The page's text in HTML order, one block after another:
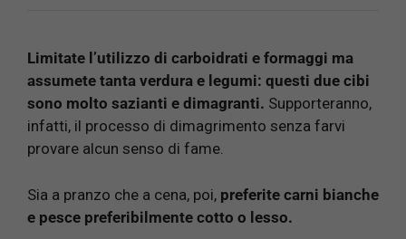
Limitate l’utilizzo di carboidrati e formaggi ma
assumete tanta verdura e legumi: questi due cibi
sono molto sazianti e dimagranti. Supporteranno,
infatti, il processo di dimagrimento senza farvi
provare alcun senso di fame.
Sia a pranzo che a cena, poi, preferite carni bianche
e pesce preferibilmente cotto o lesso.